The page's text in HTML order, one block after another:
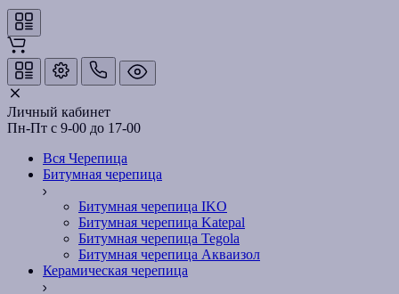
Личный кабинет
Пн-Пт с 9-00 до 17-00
Вся Черепица
Битумная черепица
Битумная черепица IKO
Битумная черепица Katepal
Битумная черепица Tegola
Битумная черепица Акваизол
Керамическая черепица